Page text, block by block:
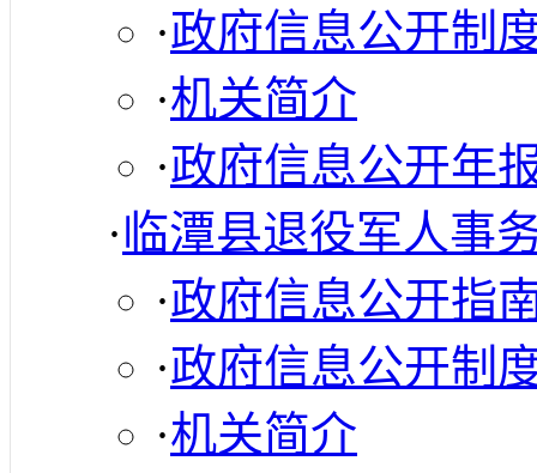
·政府信息公开制
·机关简介
·政府信息公开年
·临潭县退役军人事
·政府信息公开指
·政府信息公开制
·机关简介